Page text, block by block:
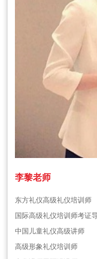
李黎老师
东方礼仪高级礼仪培训师
国际高级礼仪培训师考证
中国儿童礼仪高级讲师
高级形象礼仪培训师